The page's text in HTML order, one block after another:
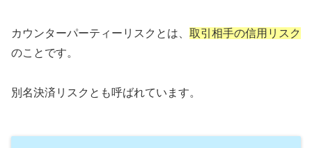
カウンターパーティーリスクとは、 取引相手の信用リスク
のことです。
別名決済リスクとも呼ばれています。